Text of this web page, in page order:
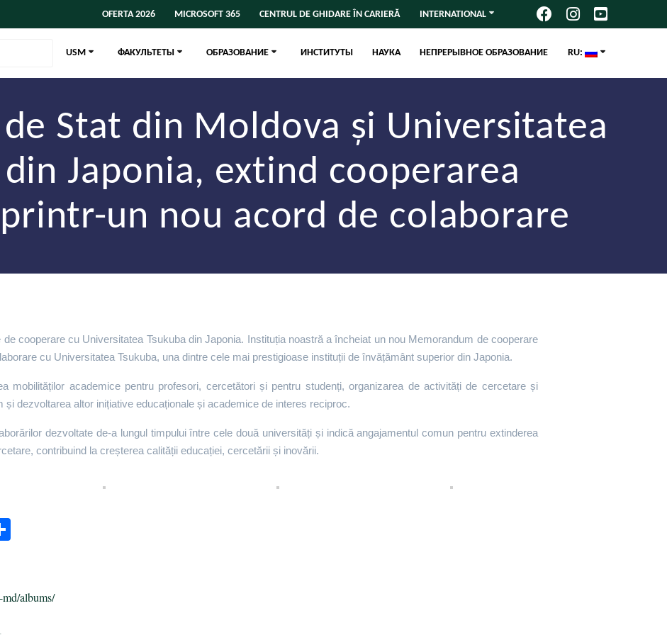
OFERTA 2026 MICROSOFT 365 CENTRUL DE GHIDARE ÎN CARIERĂ INTERNATIONAL
USM ФАКУЛЬТЕТЫ ОБРАЗОВАНИЕ ИНСТИТУТЫ НАУКА НЕПРЕРЫВНОЕ ОБРАЗОВАНИЕ RU:
Stat din Moldova și Universitatea
din Japonia, extind cooperarea
un nou acord de colaborare
cooperare cu Universitatea Tsukuba din Japonia. Instituția noastră a încheiat un nou Memorandum de cooperare
cu Universitatea Tsukuba, una dintre cele mai prestigioase instituții de învățământ superior din Japonia.
mobilităților academice pentru profesori, cercetători și pentru studenți, organizarea de activități de cercetare și
și dezvoltarea altor inițiative educaționale și academice de interes reciproc.
dezvoltate de-a lungul timpului între cele două universități și indică angajamentul comun pentru extinderea
contribuind la creșterea calității educației, cercetării și inovării.
аalbums/